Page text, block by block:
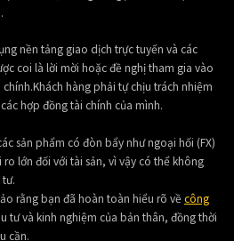
nền tảng giao dịch trực tuyến và các
coi là lời mời hoặc đề nghị tham gia vào
hàng phải tự chịu trách nhiệm
hợp đồng tài chính của mình.
sản phẩm có đòn bẩy như ngoại hối (FX)
lớn đối với tài sản, vì vậy có thể không
rằng bạn đã hoàn toàn hiểu rõ về công
tư và kinh nghiệm của bản thân, đồng thời
cần.